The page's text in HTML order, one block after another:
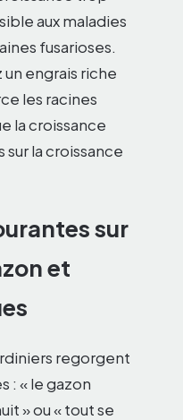
aux maladies
fusarioses.
engrais riche
les racines
la croissance
la croissance
sur
et
regorgent
: « le gazon
» ou « tout se